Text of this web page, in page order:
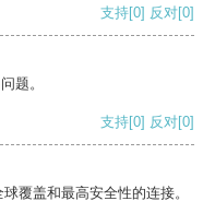
支持[0] 反对[0]
题。
支持[0] 反对[0]
覆盖和最高安全性的连接。